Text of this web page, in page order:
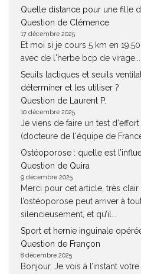
Quelle distance pour une fille
Question de Clémence
17 décembre 2025
Et moi si je cours 5 km en
avec de l'herbe bcp de virage...
Seuils lactiques et seuils
déterminer et les utiliser ?
Question de Laurent P.
10 décembre 2025
Je viens de faire un test
(docteure de l'équipe de
Ostéoporose : quelle est
Question de Quira
9 décembre 2025
Merci pour cet article, très
l’ostéoporose peut arriver à
silencieusement, et qu’il...
Sport et hernie inguinale
Question de Françon
8 décembre 2025
Bonjour, Je vois à l’instant